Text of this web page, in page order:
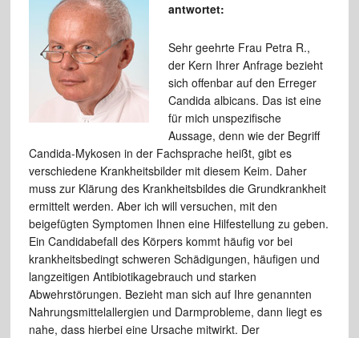
antwortet:
Sehr geehrte Frau Petra R.,
der Kern Ihrer Anfrage bezieht
sich offenbar auf den Erreger
Candida albicans. Das ist eine
für mich unspezifische
Aussage, denn wie der Begriff
Candida-Mykosen in der Fachsprache heißt, gibt es
verschiedene Krankheitsbilder mit diesem Keim. Daher
muss zur Klärung des Krankheitsbildes die Grundkrankheit
ermittelt werden. Aber ich will versuchen, mit den
beigefügten Symptomen Ihnen eine Hilfestellung zu geben.
Ein Candidabefall des Körpers kommt häufig vor bei
krankheitsbedingt schweren Schädigungen, häufigen und
langzeitigen Antibiotikagebrauch und starken
Abwehrstörungen. Bezieht man sich auf Ihre genannten
Nahrungsmittelallergien und Darmprobleme, dann liegt es
nahe, dass hierbei eine Ursache mitwirkt. Der